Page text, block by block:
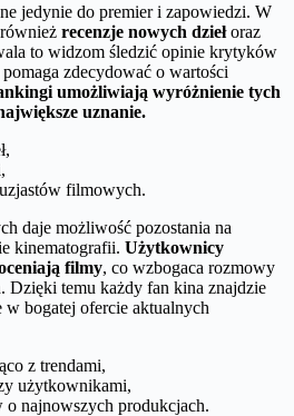
jedynie do premier i zapowiedzi. W
recenzje nowych dziełoraz
to widzom śledzić opinie krytyków
zdecydować o wartości
umożliwiają wyróżnienie tych
uznanie.
filmowych.
daje możliwość pozostania na
kinematografii. Użytkownicy
filmy, co wzbogaca rozmowy
Dzięki temu każdy fan kina znajdzie
w bogatej ofercie aktualnych
z trendami,
użytkownikami,
o najnowszych produkcjach.